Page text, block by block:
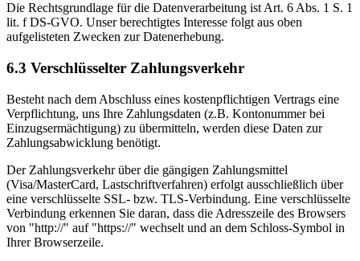
Die Rechtsgrundlage für die Datenverarbeitung ist Art. 6 Abs. 1 S. 1
lit. f DS-GVO. Unser berechtigtes Interesse folgt aus oben
aufgelisteten Zwecken zur Datenerhebung.
6.3 Verschlüsselter Zahlungsverkehr
Besteht nach dem Abschluss eines kostenpflichtigen Vertrags eine
Verpflichtung, uns Ihre Zahlungsdaten (z.B. Kontonummer bei
Einzugsermächtigung) zu übermitteln, werden diese Daten zur
Zahlungsabwicklung benötigt.
Der Zahlungsverkehr über die gängigen Zahlungsmittel
(Visa/MasterCard, Lastschriftverfahren) erfolgt ausschließlich über
eine verschlüsselte SSL- bzw. TLS-Verbindung. Eine verschlüsselte
Verbindung erkennen Sie daran, dass die Adresszeile des Browsers
von "http://" auf "https://" wechselt und an dem Schloss-Symbol in
Ihrer Browserzeile.